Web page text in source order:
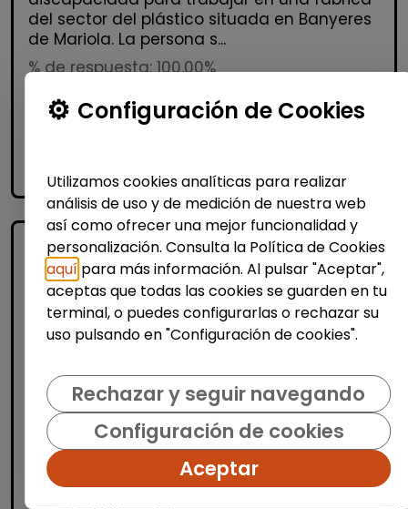
del sector del plástico situada en Banyeres
de Mariola. La persona s...
% de respuesta: 100,00%
accessibility_newPersonas con discapacidad
Logística, Almacén y Compras
Operario/a industrial de
manipulados - mañanas (banyeres
de mariola)
AURA FACILITY SERVICES S.L.|
Configuración de Cookies
Utilizamos cookies analíticas para realizar
análisis de uso y de medición de nuestra web
así como ofrecer una mejor funcionalidad y
personalización. Consulta la Política de Cookies
aquí para más información. Al pulsar "Aceptar",
aceptas que todas las cookies se guarden en tu
terminal, o puedes configurarlas o rechazar su
uso pulsando en "Configuración de cookies".
Rechazar y seguir navegando
Configuración de cookies
Aceptar